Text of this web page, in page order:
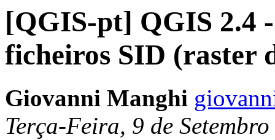
[QGIS-pt] QGIS 2.4
ficheiros SID (raster
Giovanni Manghi
Terça-Feira, 9 de